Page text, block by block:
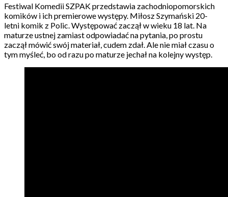
Festiwal Komedii SZPAK przedstawia zachodniopomorskich
komików i ich premierowe występy. Miłosz Szymański 20-
letni komik z Polic. Występować zaczął w wieku 18 lat. Na
maturze ustnej zamiast odpowiadać na pytania, po prostu
zaczął mówić swój materiał, cudem zdał. Ale nie miał czasu o
tym myśleć, bo od razu po maturze jechał na kolejny występ.